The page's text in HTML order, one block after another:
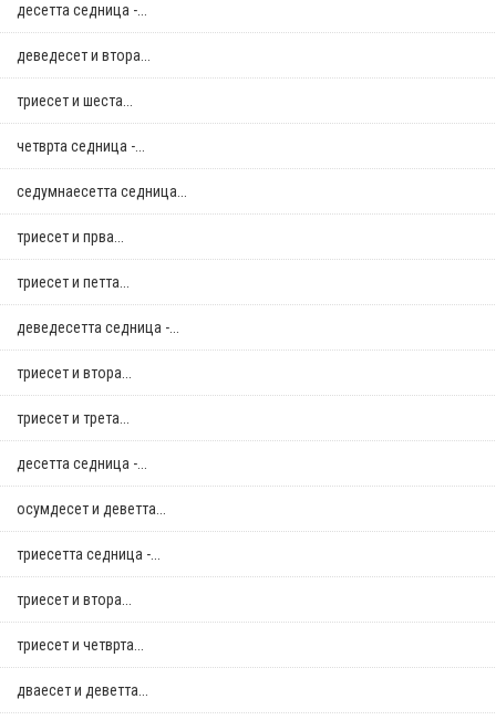
десетта седница -...
деведесет и втора...
триесет и шеста...
четврта седница -...
седумнаесетта седница...
триесет и прва...
триесет и петта...
деведесетта седница -...
триесет и втора...
триесет и трета...
десетта седница -...
осумдесет и деветта...
триесетта седница -...
триесет и втора...
триесет и четврта...
дваесет и деветта...